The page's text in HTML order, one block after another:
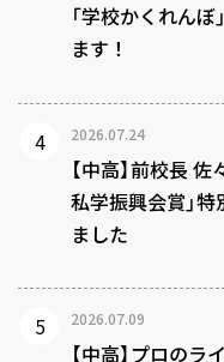
「学校かくれん
ます！
2026.07.24
【中高】前校長
私学振興会賞」
ました
2026.07.09
【中高】プロのラ